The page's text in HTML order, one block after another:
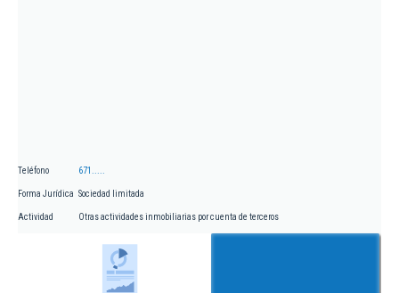
Teléfono 671.....
Forma Jurídica Sociedad limitada
Actividad Otras actividades inmobiliarias por cuenta de terceros